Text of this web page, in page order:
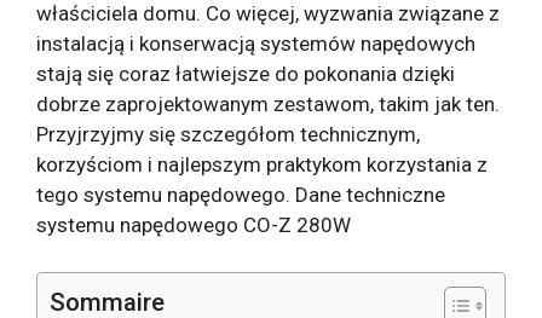
właściciela domu. Co więcej, wyzwania związane z
instalacją i konserwacją systemów napędowych
stają się coraz łatwiejsze do pokonania dzięki
dobrze zaprojektowanym zestawom, takim jak ten.
Przyjrzyjmy się szczegółom technicznym,
korzyściom i najlepszym praktykom korzystania z
tego systemu napędowego. Dane techniczne
systemu napędowego CO-Z 280W
Sommaire